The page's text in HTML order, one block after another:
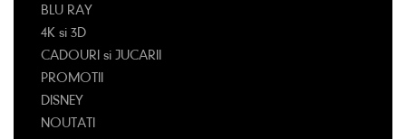
BLU RAY
4K si 3D
CADOURI si JUCARII
PROMOTII
DISNEY
NOUTATI